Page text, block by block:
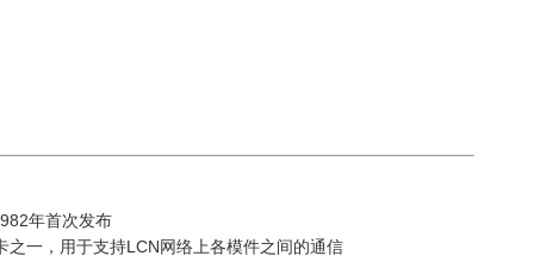
年首次发布
之一，用于支持LCN网络上各模件之间的通信